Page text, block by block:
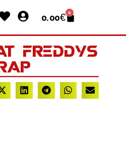
HeartUser-
circle
0.00€ 0
Cart
Freddys